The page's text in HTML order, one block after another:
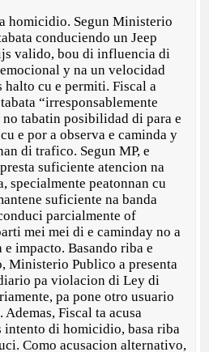
homicidio. Segun Ministerio
conduciendo un Jeep
valido, bou di influencia di
y na un velocidad
halto cu e permiti. Fiscal a
“irresponsablemente
tabatin posibilidad di para e
e por a observa e caminda y
di trafico. Segun MP, e
suficiente atencion na
specialmente peatonnan cu
suficiente na banda
parcialmente of
mei mei di e caminday no a
impacto. Basando riba e
Ministerio Publico a presenta
pa violacion di Ley di
pa pone otro usuario
Fiscal ta acusa
intento di homicidio, basa riba
Como acusacion alternativo,